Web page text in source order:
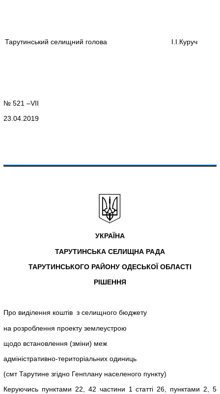
Тарутинський селищний голова І.І.Куруч
№ 521 –VII
23.04.2019
УКРАЇНА
ТАРУТИНСЬКА СЕЛИЩНА РАДА
ТАРУТИНСЬКОГО РАЙОНУ ОДЕСЬКОЇ ОБЛАСТІ
РІШЕННЯ
Про виділення коштів з селищного бюджету
на розроблення проекту землеустрою
щодо встановлення (зміни) меж
адміністративно-територіальних одиниць
(смт Тарутине згідно Генплану населеного пункту)
Керуючись пунктами 22, 42 частини 1 статті 26, пунктами 2, 5